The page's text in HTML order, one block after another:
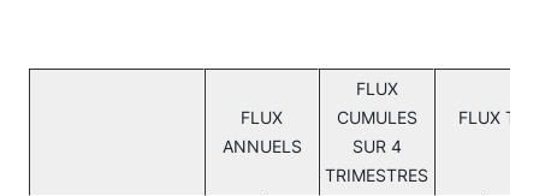
FLUX
ANNUELS
FLUX
CUMULES
SUR 4
TRIMESTRES
FLUX